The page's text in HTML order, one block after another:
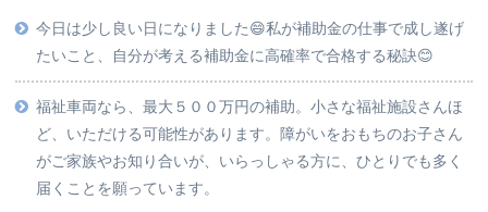
今日は少し良い日になりました😄私が補助金の仕事で成し遂げ
たいこと、自分が考える補助金に高確率で合格する秘訣😊
福祉車両なら、最大５００万円の補助。小さな福祉施設さんほ
ど、いただける可能性があります。障がいをおもちのお子さん
がご家族やお知り合いが、いらっしゃる方に、ひとりでも多く
届くことを願っています。